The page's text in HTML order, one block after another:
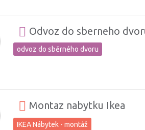
Odvoz do sberneho
odvoz do sběrného dvoru
Montaz nabytku Ikea
IKEA Nábytek - montáž